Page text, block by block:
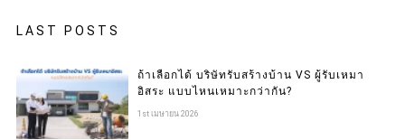
LAST POSTS
ถ้าเลือกได้ บริษัทรับสร้างบ้าน VS ผู้รับเหมา
อิสระ แบบไหนเหมาะกว่ากัน?
1st เมษายน 2026